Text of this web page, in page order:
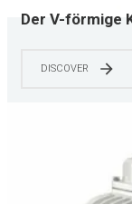
Der V-förmige
Schlämme
DISCOVER